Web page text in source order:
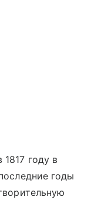
году в
годы